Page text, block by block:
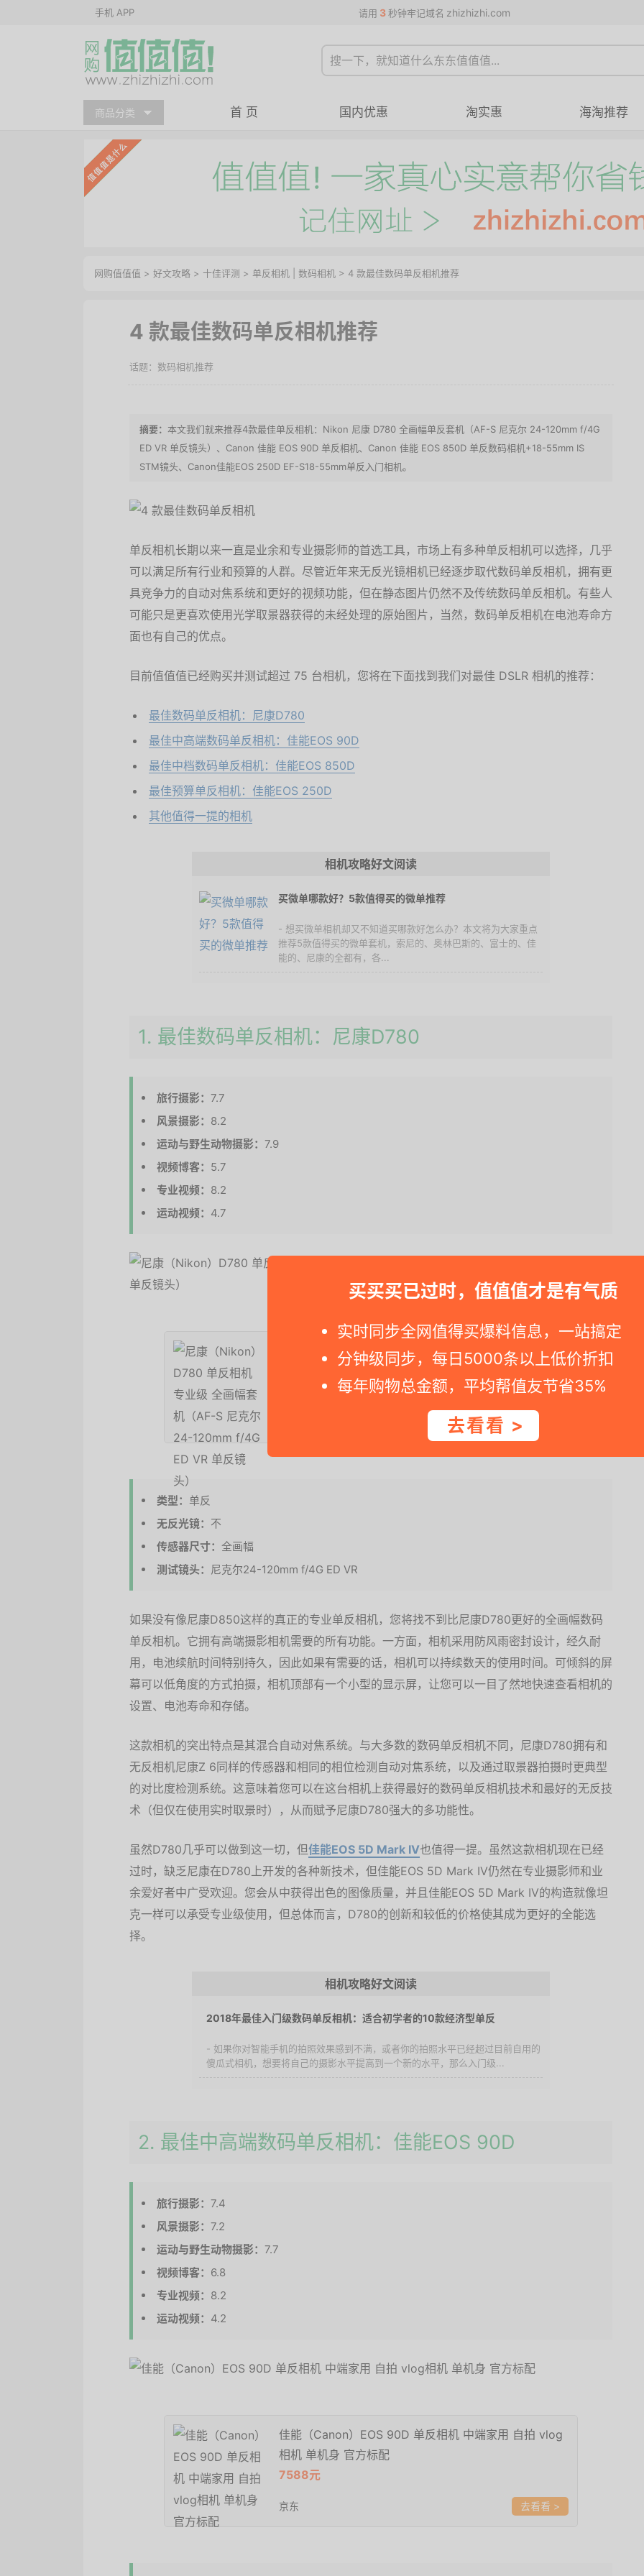
手机 APP 请用 3 秒钟牢记域名 zhizhizhi.com
商品分类 首 页 国内优惠 淘实惠 海淘推荐
买买买已过时，值值值才是有气质
实时同步全网值得买爆料信息，一站搞定
分钟级同步，每日5000条以上低价折扣
每年购物总金额，平均帮值友节省35%
去看看 >
网购值值值 > 好文攻略 > 十佳评测 > 单反相机 数码相机 > 4 款最佳数码单反相机推荐
4 款最佳数码单反相机推荐
数码相机推荐
本文我们就来推荐4款最佳单反相机：Nikon 尼康 D780 全画幅单反套机（AF-S 尼克尔 24-120mm f/4G
ED VR 单反镜头）、Canon 佳能 EOS 90D 单反相机、Canon 佳能 EOS 850D 单反数码相机+18-55mm IS
STM镜头、Canon佳能EOS 250D EF-S18-55mm单反入门相机。
单反相机长期以来一直是业余和专业摄影师的首选工具，市场上有多种单反相机可以选择，几乎
可以满足所有行业和预算的人群。尽管近年来无反光镜相机已经逐步取代数码单反相机，拥有更
具竞争力的自动对焦系统和更好的视频功能，但在静态图片仍然不及传统数码单反相机。有些人
可能只是更喜欢使用光学取景器获得的未经处理的原始图片，当然，数码单反相机在电池寿命方
面也有自己的优点。
目前值值值已经购买并测试超过 75 台相机，您将在下面找到我们对最佳 DSLR 相机的推荐 ：
最佳数码单反相机：尼康D780
最佳中高端数码单反相机：佳能EOS 90D
最佳中档数码单反相机：佳能EOS 850D
最佳预算单反相机：佳能EOS 250D
其他值得一提的相机
相机攻略好文阅读
买微单哪款好？5款值得买的微单推荐
- 想买微单相机却又不知道买哪款好怎么办？本文将为大家重点
推荐5款值得买的微单套机，索尼的、奥林巴斯的、富士的、佳
能的、尼康的全都有，各...
1. 最佳数码单反相机：尼康D780
旅行摄影： 7.7
风景摄影： 8.2
运动与野生动物摄影： 7.9
视频博客： 5.7
专业视频： 8.2
运动视频： 4.7
尼康（Nikon）D780 单反相机 专业级 全画幅套机（AF-
S 尼克尔 24-120mm f/4G ED VR 单反镜头）
17059元
类型： 单反
无反光镜： 不
传感器尺寸： 全画幅
测试镜头： 尼克尔24-120mm f/4G ED VR
如果没有像尼康D850这样的真正的专业单反相机，您将找不到比尼康D780更好的全画幅数码
单反相机。它拥有高端摄影相机需要的所有功能。一方面，相机采用防风雨密封设计，经久耐
用，电池续航时间特别持久，因此如果有需要的话，相机可以持续数天的使用时间。可倾斜的屏
幕可以低角度的方式拍摄，相机顶部有一个小型的显示屏，让您可以一目了然地快速查看相机的
设置、电池寿命和存储。
这款相机的突出特点是其混合自动对焦系统。与大多数的数码单反相机不同，尼康D780拥有和
无反相机尼康Z 6同样的传感器和相同的相位检测自动对焦系统，以及通过取景器拍摄时更典型
的对比度检测系统。这意味着您可以在这台相机上获得最好的数码单反相机技术和最好的无反技
术（但仅在使用实时取景时），从而赋予尼康D780强大的多功能性。
虽然D780几乎可以做到这一切，但佳能EOS 5D Mark IV也值得一提。虽然这款相机现在已经
过时，缺乏尼康在D780上开发的各种新技术，但佳能EOS 5D Mark IV仍然在专业摄影师和业
余爱好者中广受欢迎。您会从中获得出色的图像质量，并且佳能EOS 5D Mark IV的构造就像坦
克一样可以承受专业级使用，但总体而言，D780的创新和较低的价格使其成为更好的全能选
择。
相机攻略好文阅读
2018年最佳入门级数码单反相机：适合初学者的10款经济型单反
- 如果你对智能手机的拍照效果感到不满，或者你的拍照水平已经超过目前自用的
傻瓜式相机，想要将自己的摄影水平提高到一个新的水平，那么入门级...
2. 最佳中高端数码单反相机：佳能EOS 90D
旅行摄影： 7.4
风景摄影： 7.2
运动与野生动物摄影： 7.7
视频博客： 6.8
专业视频： 8.2
运动视频： 4.2
佳能（Canon）EOS 90D 单反相机 中端家用 自拍 vlog
相机 单机身 官方标配
7588元
京东 >